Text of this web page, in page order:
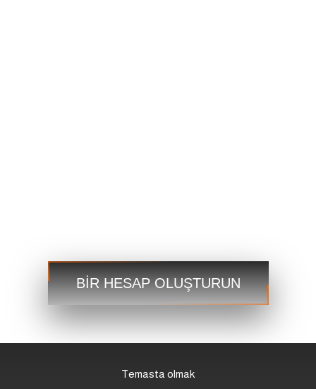
Aşama 3Ticaret
BİR HESAP OLUŞTURUN
Temasta olmak